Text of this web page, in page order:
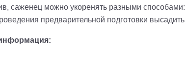
саженец можно укоренять разными
предварительной подготовки высадить